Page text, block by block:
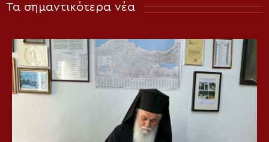
Τα σημαντικότερα νέα